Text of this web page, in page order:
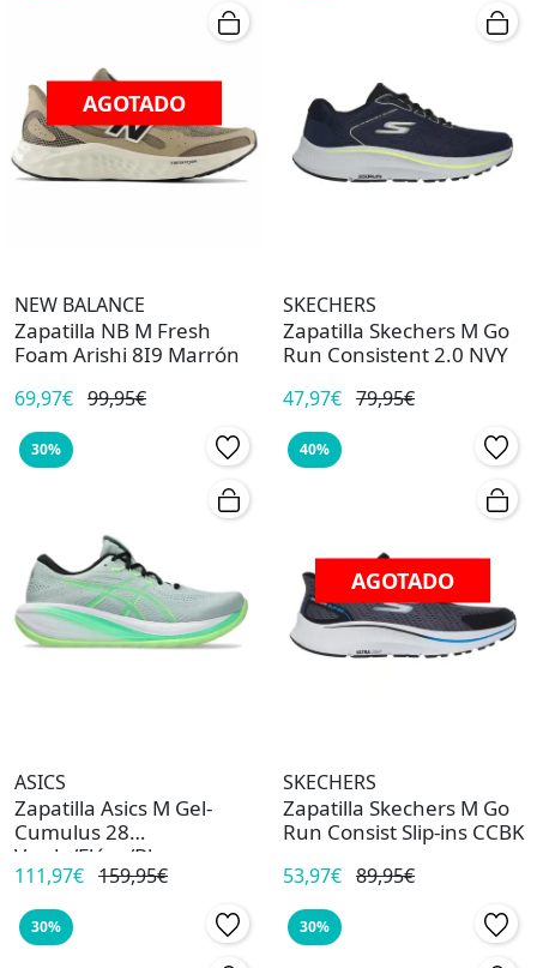
AGOTADO
NEW BALANCE
Zapatilla NB M Fresh
Foam Arishi 8I9 Marrón
69,97€ 99,95€
SKECHERS
Zapatilla Skechers M Go
Run Consistent 2.0 NVY
47,97€ 79,95€
30%
ASICS
Zapatilla Asics M Gel-
Cumulus 28
Verde/Flúor/Bl
111,97€ 159,95€
40%
AGOTADO
SKECHERS
Zapatilla Skechers M Go
Run Consist Slip-ins CCBK
53,97€ 89,95€
30% 30%